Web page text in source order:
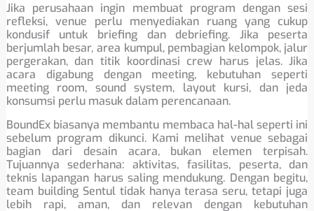
Jika perusahaan ingin membuat program dengan sesi
refleksi, venue perlu menyediakan ruang yang cukup
kondusif untuk briefing dan debriefing. Jika peserta
berjumlah besar, area kumpul, pembagian kelompok, jalur
pergerakan, dan titik koordinasi crew harus jelas. Jika
acara digabung dengan meeting, kebutuhan seperti
meeting room, sound system, layout kursi, dan jeda
konsumsi perlu masuk dalam perencanaan.
BoundEx biasanya membantu membaca hal-hal seperti ini
sebelum program dikunci. Kami melihat venue sebagai
bagian dari desain acara, bukan elemen terpisah.
Tujuannya sederhana: aktivitas, fasilitas, peserta, dan
teknis lapangan harus saling mendukung. Dengan begitu,
team building Sentul tidak hanya terasa seru, tetapi juga
lebih rapi, aman, dan relevan dengan kebutuhan